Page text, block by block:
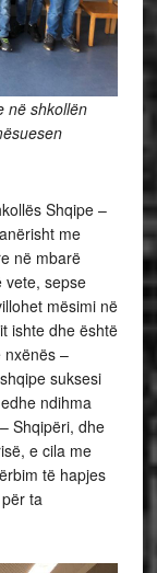
në shkollën
Shqipe –
me
në mbarë
vete, sepse
mësimi në
ishte dhe është
nxënës –
suksesi
ndihma
Shqipëri, dhe
e cila me
të hapjes
ta